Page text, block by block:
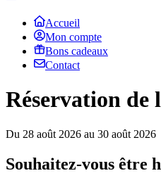
Accueil
Mon compte
Bons cadeaux
Contact
Réservation
Du 28 août 2026 au 30 août 2026
Souhaitez-vous être